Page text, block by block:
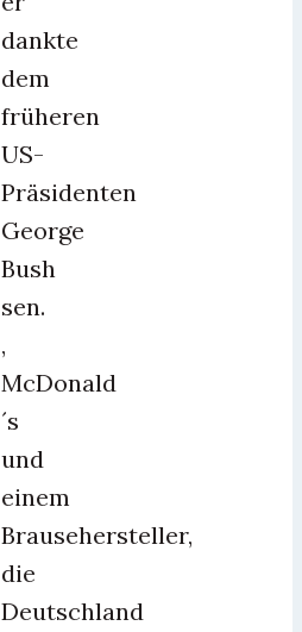
dankte
dem
früheren
US-
Präsidenten
George
Bush
sen.
,
McDonald
´s
und
einem
Brausehersteller,
die
Deutschland